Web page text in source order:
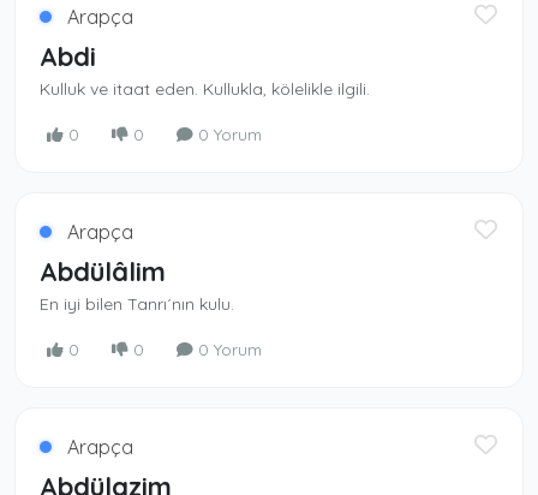
Arapça
Abdi
Kulluk ve itaat eden. Kullukla, kölelikle ilgili.
0 0 0 Yorum
Arapça
Abdülâlim
En iyi bilen Tanrı´nın kulu.
0 0 0 Yorum
Arapça
Abdülazim